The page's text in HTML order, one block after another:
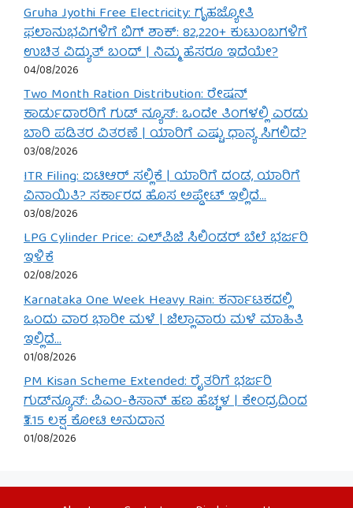
Gruha Jyothi Free Electricity: ಗೃಹಜ್ಯೋತಿ
ಫಲಾನುಭವಿಗಳಿಗೆ ಬಿಗ್ ಶಾಕ್: 82,220+ ಕುಟುಂಬಗಳಿಗೆ
ಉಚಿತ ವಿದ್ಯುತ್ ಬಂದ್ | ನಿಮ್ಮ ಹೆಸರೂ ಇದೆಯೇ?
04/08/2026
Two Month Ration Distribution: ರೇಷನ್
ಕಾರ್ಡುದಾರರಿಗೆ ಗುಡ್ ನ್ಯೂಸ್: ಒಂದೇ ತಿಂಗಳಲ್ಲಿ ಎರಡು
ಬಾರಿ ಪಡಿತರ ವಿತರಣೆ | ಯಾರಿಗೆ ಎಷ್ಟು ಧಾನ್ಯ ಸಿಗಲಿದೆ?
03/08/2026
ITR Filing: ಐಟಿಆರ್ ಸಲ್ಲಿಕೆ | ಯಾರಿಗೆ ದಂಡ, ಯಾರಿಗೆ
ವಿನಾಯಿತಿ? ಸರ್ಕಾರದ ಹೊಸ ಅಪ್ಡೇಟ್ ಇಲ್ಲಿದೆ…
03/08/2026
LPG Cylinder Price: ಎಲ್‌ಪಿಜಿ ಸಿಲಿಂಡರ್ ಬೆಲೆ ಭರ್ಜರಿ
ಇಳಿಕೆ
02/08/2026
Karnataka One Week Heavy Rain: ಕರ್ನಾಟಕದಲ್ಲಿ
ಒಂದು ವಾರ ಭಾರೀ ಮಳೆ | ಜಿಲ್ಲಾವಾರು ಮಳೆ ಮಾಹಿತಿ
ಇಲ್ಲಿದೆ…
01/08/2026
PM Kisan Scheme Extended: ರೈತರಿಗೆ ಭರ್ಜರಿ
ಗುಡ್‌ನ್ಯೂಸ್: ಪಿಎಂ-ಕಿಸಾನ್ ಹಣ ಹೆಚ್ಚಳ | ಕೇಂದ್ರದಿಂದ
₹3.15 ಲಕ್ಷ ಕೋಟಿ ಅನುದಾನ
01/08/2026